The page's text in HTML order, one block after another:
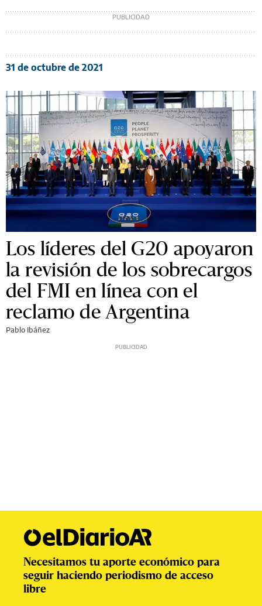
31 de octubre de 2021
Los líderes del G20 apoyaron
la revisión de los sobrecargos
del FMI en línea con el
reclamo de Argentina
Pablo Ibáñez
Necesitamos tu aporte económico para
seguir haciendo periodismo de acceso
libre